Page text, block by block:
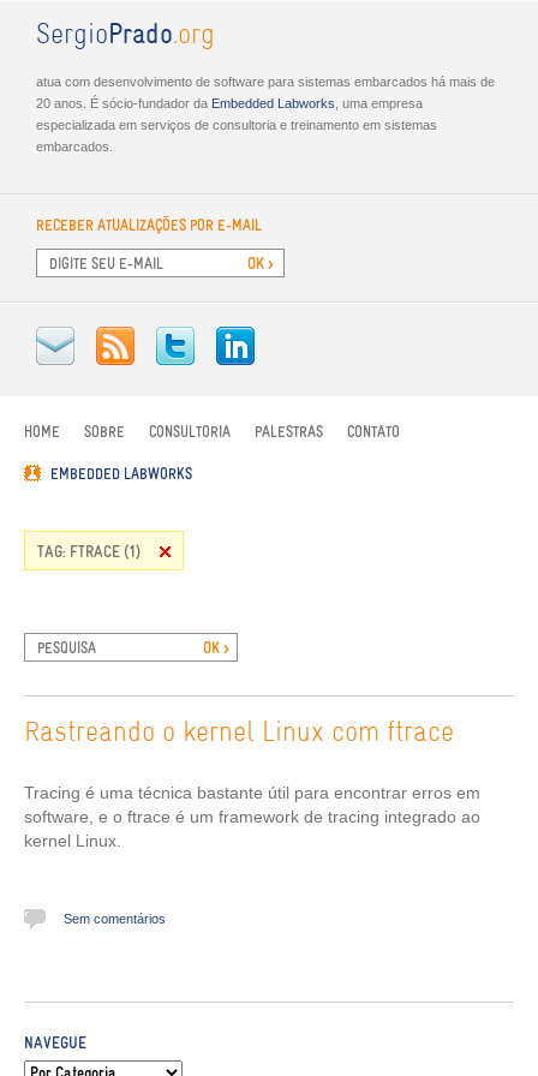
SergioPrado.org
atua com desenvolvimento de software para sistemas embarcados há mais de
20 anos. É sócio-fundador da Embed­ded Lab­works , uma empresa
especializada em serviços de consultoria e treinamento em sistemas
embarcados.
RECEBER ATUALIZAÇÕES POR E-MAIL
HOME SOBRE CONSULTORIA PALESTRAS CONTATO
EMBEDDED LABWORKS
TAG: FTRACE (1)
Rastreando o kernel Linux com ftrace
Tracing é uma técnica bastante útil para encontrar erros em
software, e o ftrace é um framework de tracing integrado ao
kernel Linux.
Sem comentários
NAVEGUE